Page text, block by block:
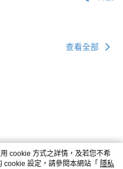
查看全部
cookie 方式之詳情，及若您不希
cookie 設定，請參閱本網站「 隱私